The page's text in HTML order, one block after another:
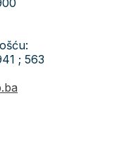
; 563